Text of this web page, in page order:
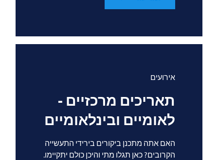
אירועים
תאריכים מרכזיים -
לאומיים ובינלאומיים
האם אתה מתכנן ביקורים בירידי התעשייה
הקרובים? כאן תגלו מתי והיכן כולם יתקיימו.